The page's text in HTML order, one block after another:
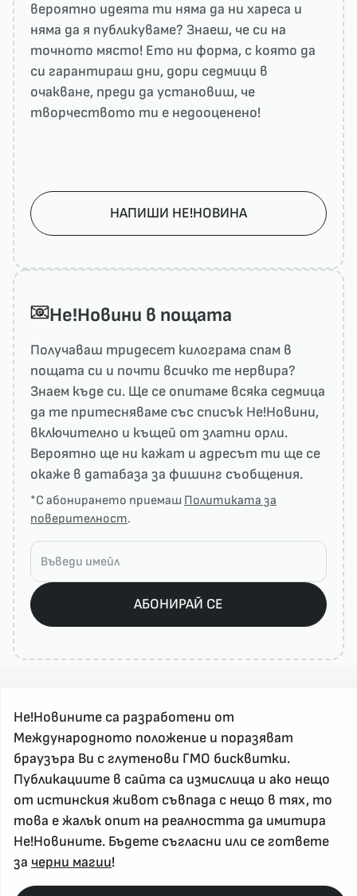
вероятно идеята ти няма да ни харесa и
няма да я публикуваме? Знаеш, че си на
точното място! Ето ни форма, с която да
си гарантираш дни, дори седмици в
очакване, преди да установиш, че
творчеството ти е недооценено!
НАПИШИ НЕ!НОВИНА
He!Новини в пощата
Получаваш тридесет килограма спам в
пощата си и почти всичко те нервира?
Знаем къде си. Ще се опитаме всяка седмица
да те притесняваме със списък He!Новини,
включително и къщей от златни орли.
Вероятно ще ни кажат и адресът ти ще се
окаже в датабаза за фишинг съобщения.
*С абонирането приемаш Политиката за
поверителност.
АБОНИРАЙ СЕ
За реклама и връзка с нас, пишете на
nenovinite@gmail.com
Контакт
За нас
Напиши Не!Новина
Не!Новините са разработени от
Международното положение и поразяват
браузъра Ви с глутенови ГМО бисквитки.
Публикациите в сайта са измислица и ако нещо
от истинския живот съвпада с нещо в тях, то
това е жалък опит на реалността да имитира
Не!Новините. Бъдете съгласни или се гответе
за черни магии!